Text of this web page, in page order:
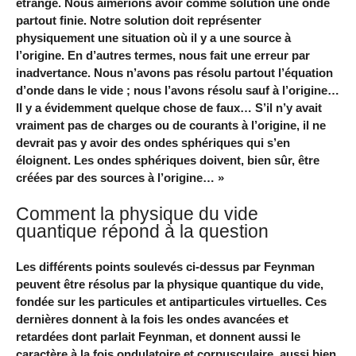
étrange. Nous aimerions avoir comme solution une onde
partout finie. Notre solution doit représenter
physiquement une situation où il y a une source à
l’origine. En d’autres termes, nous fait une erreur par
inadvertance. Nous n’avons pas résolu partout l’équation
d’onde dans le vide ; nous l’avons résolu sauf à l’origine…
Il y a évidemment quelque chose de faux… S’il n’y avait
vraiment pas de charges ou de courants à l’origine, il ne
devrait pas y avoir des ondes sphériques qui s’en
éloignent. Les ondes sphériques doivent, bien sûr, être
créées par des sources à l’origine… »
Comment la physique du vide
quantique répond à la question
Les différents points soulevés ci-dessus par Feynman
peuvent être résolus par la physique quantique du vide,
fondée sur les particules et antiparticules virtuelles. Ces
dernières donnent à la fois les ondes avancées et
retardées dont parlait Feynman, et donnent aussi le